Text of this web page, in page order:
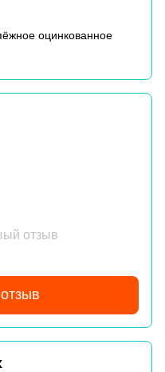
оцинкованное
отзыв